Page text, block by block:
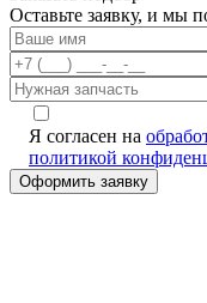
Оставьте заявку, и мы
Я согласен на
политикой